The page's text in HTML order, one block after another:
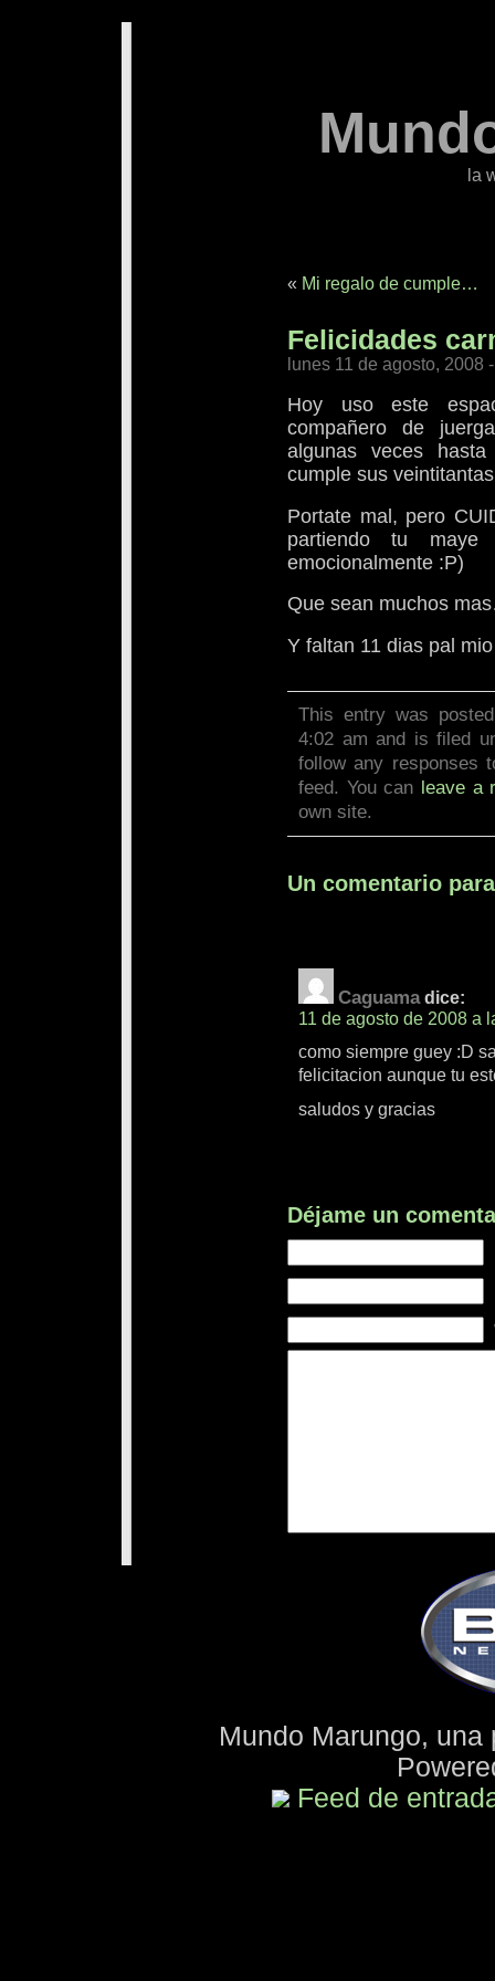
la
« Mi regalo de cumple…
Felicidades
lunes 11 de agosto, 2008
Hoy uso este
compañero de
algunas veces
cumple sus
Portate mal, pero
partiendo tu
emocionalmente :P)
Que sean muchos
Y faltan 11 dias pal
This entry was
4:02 am and is filed
follow any responses
feed. You can leave a
own site.
Un comentario
Caguama dice:
11 de agosto de 2008 a
como siempre guey :D
felicitacion aunque tu
saludos y gracias
Déjame un
Mundo Marungo,
Feed de